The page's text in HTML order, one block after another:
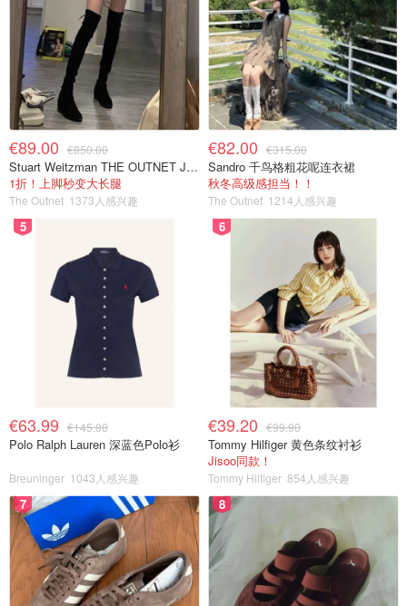
€89.00 €850.00
Stuart Weitzman THE OUTNET Jocey 弹力绒面过膝靴
1折！上脚秒变大长腿
The Outnet 1373人感兴趣
€82.00 €315.00
Sandro 千鸟格粗花呢连衣裙
秋冬高级感担当！！
The Outnet 1214人感兴趣
5
€63.99 €145.00
Polo Ralph Lauren 深蓝色Polo衫
Breuninger 1043人感兴趣
6
€39.20 €99.90
Tommy Hilfiger 黄色条纹衬衫
Jisoo同款！
Tommy Hilfiger 854人感兴趣
7 8